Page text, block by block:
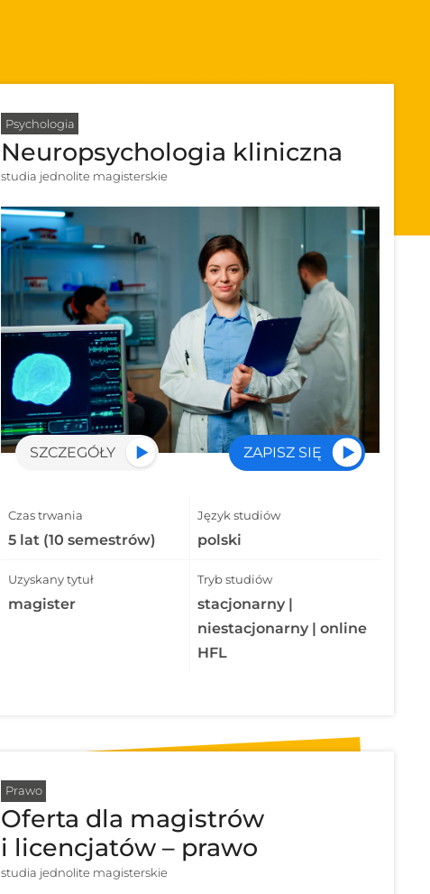
Psychologia
Neuropsychologia kliniczna
studia jednolite magisterskie
SZCZEGÓŁY ZAPISZ SIĘ
Czas trwania
5 lat (10 semestrów)
Język studiów
polski
Uzyskany tytuł
magister
Tryb studiów
stacjonarny |
niestacjonarny | online
HFL
Prawo
Oferta dla magistrów
i licencjatów – prawo
studia jednolite magisterskie